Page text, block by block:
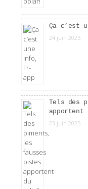
Ça c’est
24 juin 2025
Tels des
23 juin 2025